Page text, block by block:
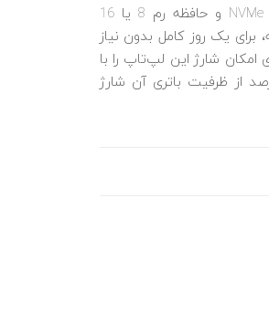
هواوی این لپ‌تاپ‌ها را با دو فضای ذخیره‌سازی 256 یا 512 گیگابایتی از نوع NVMe SSD و حافظه رم 8 یا 16
برای یک روز کامل بدون نیاز
شارژ این لپ‌تاپ‌ را با
گوشی‌های هوشمند نیز فراهم کرده و با تنها 30 دقیقه شارژ، 46 درصد از ظرفیت باتری آن شارژ